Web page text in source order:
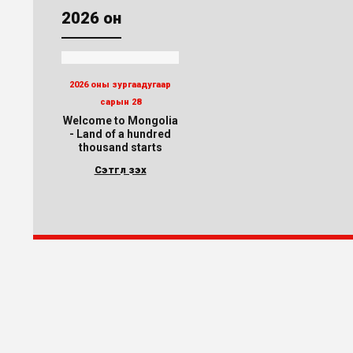
2026 он
2026 оны зургаадугаар
сарын 28
Welcome to Mongolia
- Land of a hundred
thousand starts
Сэтгүүл үзэх